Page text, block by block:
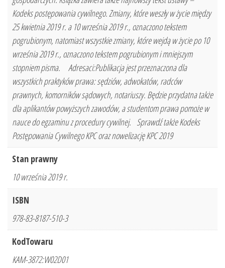
Kodeks postępowania cywilnego. Zmiany, które weszły w życie między
25 kwietnia 2019 r. a 10 września 2019 r., oznaczono tekstem
pogrubionym, natomiast wszystkie zmiany, które wejdą w życie po 10
września 2019 r., oznaczono tekstem pogrubionym i mniejszym
stopniem pisma. Adresaci:Publikacja jest przeznaczona dla
wszystkich praktyków prawa: sędziów, adwokatów, radców
prawnych, komorników sądowych, notariuszy. Będzie przydatna także
dla aplikantów powyższych zawodów, a studentom prawa pomoże w
nauce do egzaminu z procedury cywilnej. Sprawdź także Kodeks
Postępowania Cywilnego KPC oraz nowelizację KPC 2019
Stan prawny
10 września 2019 r.
ISBN
978-83-8187-510-3
KodTowaru
KAM-3872:W02D01